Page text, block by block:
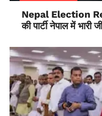
Nepal Election
की पार्टी नेपाल में